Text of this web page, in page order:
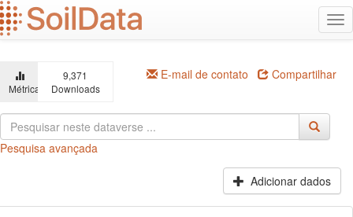
Ir
para
o
principal
Métricas
9,371
Downloads
E-mail de contato Compartilhar
Pesquisa avançada
Adicionar dados